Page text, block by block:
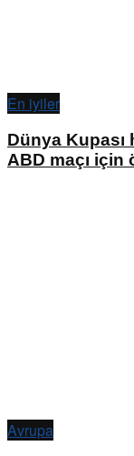
En iyiler
Dünya Kupası
ABD maçı için
Avrupa